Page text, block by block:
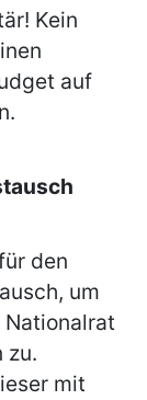
Kein
auf
den
um
Nationalrat
zu.
mit